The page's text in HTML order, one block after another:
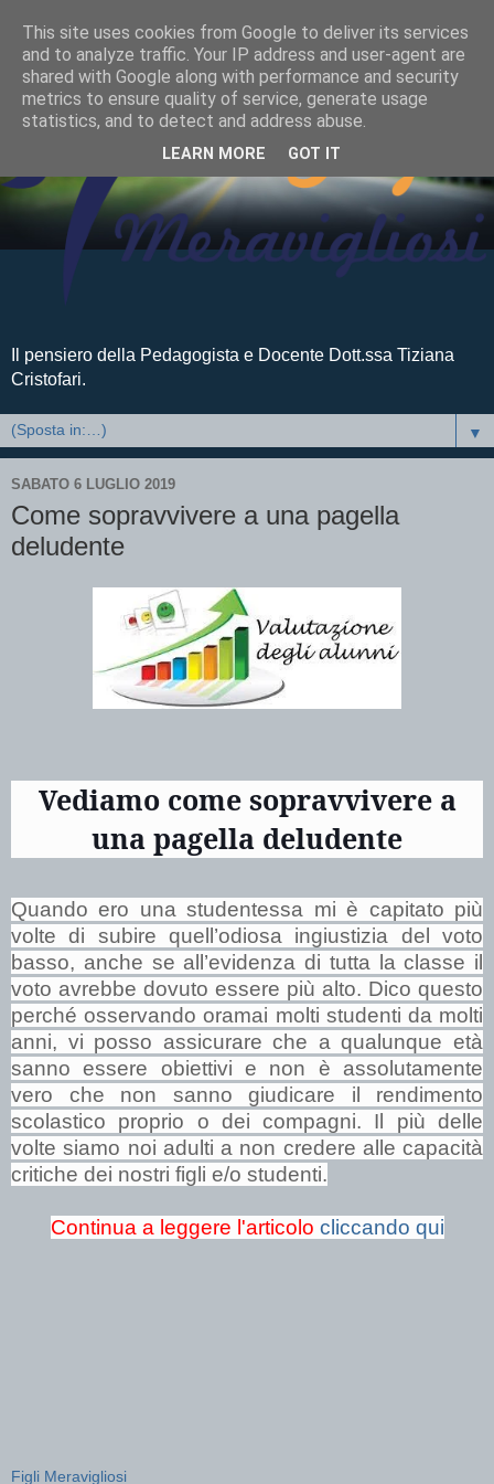
Il pensiero della Pedagogista e Docente Dott.ssa Tiziana
Cristofari.
▼
SABATO 6 LUGLIO 2019
Come sopravvivere a una pagella
deludente
Vediamo come sopravvivere a
una pagella deludente
Quando ero una studentessa mi è capitato più
volte di subire quell’odiosa ingiustizia del voto
basso, anche se all’evidenza di tutta la classe il
voto avrebbe dovuto essere più alto. Dico questo
perché osservando oramai molti studenti da molti
anni, vi posso assicurare che a qualunque età
sanno essere obiettivi e non è assolutamente
vero che non sanno giudicare il rendimento
scolastico proprio o dei compagni. Il più delle
volte siamo noi adulti a non credere alle capacità
critiche dei nostri figli e/o studenti.
Continua a leggere l'articolo cliccando qui
Figli Meravigliosi
This site uses cookies from Google to deliver its services
and to analyze traffic. Your IP address and user-agent are
shared with Google along with performance and security
metrics to ensure quality of service, generate usage
statistics, and to detect and address abuse.
LEARN MORE GOT IT